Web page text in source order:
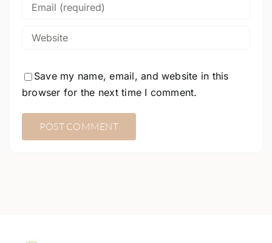
Save my name, email, and website in this
browser for the next time I comment.